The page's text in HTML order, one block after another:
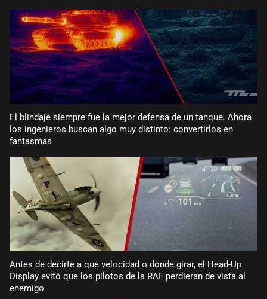
El blindaje siempre fue la mejor defensa de un tanque. Ahora
los ingenieros buscan algo muy distinto: convertirlos en
fantasmas
Antes de decirte a qué velocidad o dónde girar, el Head-Up
Display evitó que los pilotos de la RAF perdieran de vista al
enemigo